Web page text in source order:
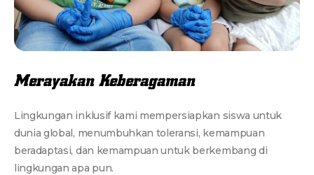
Merayakan Keberagaman
Lingkungan inklusif kami mempersiapkan siswa untuk
dunia global, menumbuhkan toleransi, kemampuan
beradaptasi, dan kemampuan untuk berkembang di
lingkungan apa pun.